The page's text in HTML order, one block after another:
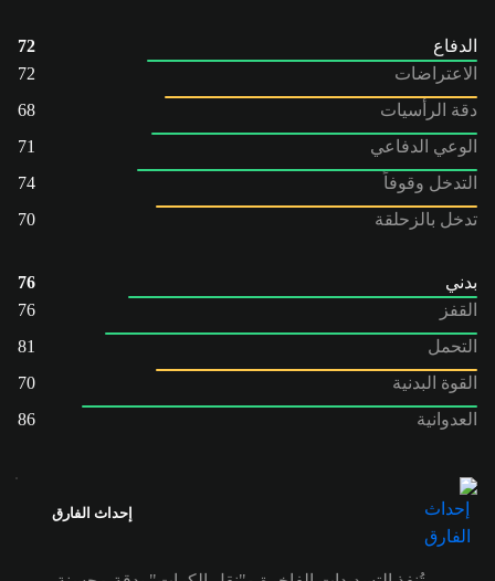
الدفاع
72
الاعتراضات
72
دقة الرأسيات
68
الوعي الدفاعي
71
التدخل وقوفاً
74
تدخل بالزحلقة
70
بدني
76
القفز
76
التحمل
81
القوة البدنية
70
العدوانية
86
إحداث الفارق